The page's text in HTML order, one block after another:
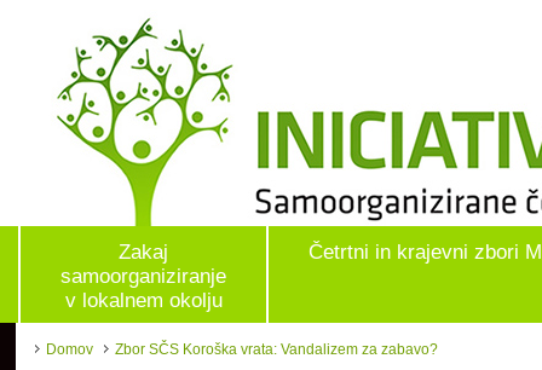
Zakaj
samoorganiziranje
v lokalnem okolju
Četrtni in krajevni zbori
Domov
Zbor SČS Koroška vrata: Vandalizem za zabavo?